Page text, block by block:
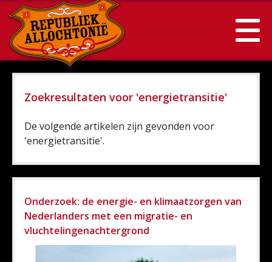
Zoekresultaten voor 'energietransitie'
De volgende artikelen zijn gevonden voor
'energietransitie'.
Onderzoek: de energie- en klimaatzorgen van
Nederlanders met een migratie- en
vluchtelingenachtergrond